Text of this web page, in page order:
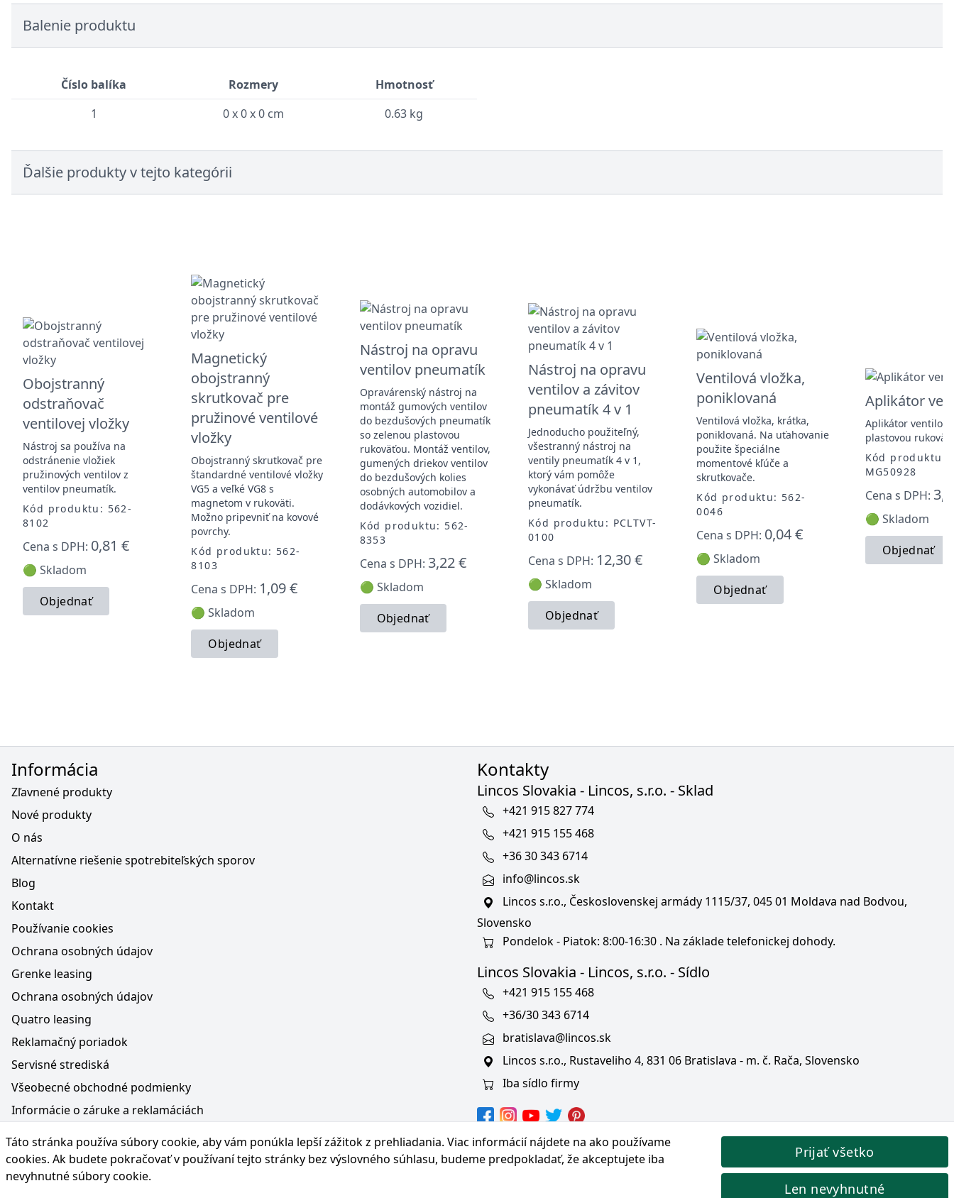
Balenie produktu
Číslo balíka Rozmery
Hmotnosť
1
0 x 0 x 0 cm 0.63 kg
Ďalšie produkty v tejto kategórii
Obojstranný
odstraňovač
ventilovej vložky
Nástroj sa používa na
odstránenie vložiek
pružinových ventilov z
ventilov pneumatík.
Kód produktu: 562-
8102
Cena s DPH: 0,81 €
🟢 Skladom
Objednať
Magnetický
obojstranný
skrutkovač pre
pružinové ventilové
vložky
Obojstranný skrutkovač pre
štandardné ventilové vložky
VG5 a veľké VG8 s
magnetom v rukoväti.
Možno pripevniť na kovové
povrchy.
Kód produktu: 562-
8103
Cena s DPH: 1,09 €
🟢 Skladom
Objednať
Nástroj na opravu
ventilov pneumatík
Opravárenský nástroj na
montáž gumových ventilov
do bezdušových pneumatík
so zelenou plastovou
rukoväťou. Montáž ventilov,
gumených driekov ventilov
do bezdušových kolies
osobných automobilov a
dodávkových vozidiel.
Kód produktu: 562-
8353
Cena s DPH: 3,22 €
🟢 Skladom
Objednať
Nástroj na opravu
ventilov a závitov
pneumatík 4 v 1
Jednoducho použiteľný,
všestranný nástroj na
ventily pneumatík 4 v 1,
ktorý vám pomôže
vykonávať údržbu ventilov
pneumatík.
Kód produktu: PCLTVT-
0100
Cena s DPH: 12,30 €
🟢 Skladom
Objednať
Ventilová vložka,
poniklovaná
Ventilová vložka, krátka,
poniklovaná. Na uťahovanie
použite špeciálne
momentové kľúče a
skrutkovače.
Kód produktu: 562-
0046
Cena s DPH: 0,04 €
🟢 Skladom
Objednať
Aplikátor
Aplikátor ventilov
plastovou
Kód produktu:
MG50928
Cena s DPH:
🟢 Skladom
Objednať
Táto stránka používa súbory cookie, aby vám ponúkla lepší zážitok z prehliadania. Viac informácií nájdete na ako používame
cookies. Ak budete pokračovať v používaní tejto stránky bez výslovného súhlasu, budeme predpokladať, že akceptujete iba
nevyhnutné súbory cookie.
Prijať všetko
Len nevyhnutné
Informácia
Zľavnené produkty
Nové produkty
O nás
Alternatívne riešenie spotrebiteľských sporov
Blog
Kontakt
Používanie cookies
Ochrana osobných údajov
Grenke leasing
Ochrana osobných údajov
Quatro leasing
Reklamačný poriadok
Servisné strediská
Všeobecné obchodné podmienky
Informácie o záruke a reklamáciách
Poučenie o práve na odstúpenie od zmluvy
Kontakty
Lincos Slovakia - Lincos, s.r.o. - Sklad
+421 915 827 774
+421 915 155 468
+36 30 343 6714
info@lincos.sk
Lincos s.r.o., Československej armády 1115/37, 045 01 Moldava nad Bodvou,
Slovensko
Pondelok - Piatok: 8:00-16:30 . Na základe telefonickej dohody.
Lincos Slovakia - Lincos, s.r.o. - Sídlo
+421 915 155 468
+36/30 343 6714
bratislava@lincos.sk
Lincos s.r.o., Rustaveliho 4, 831 06 Bratislava - m. č. Rača, Slovensko
Iba sídlo firmy